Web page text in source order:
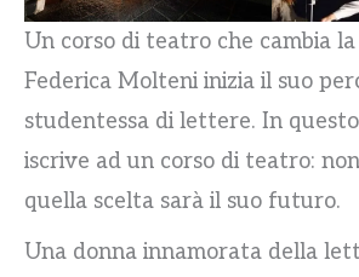
Un corso di teatro che cambia
Federica Molteni inizia il suo
studentessa di lettere. In
iscrive ad un corso di teatro:
quella scelta sarà il suo futuro.
Una donna innamorata della